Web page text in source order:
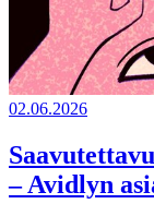
02.06.2026
– Avidlyn